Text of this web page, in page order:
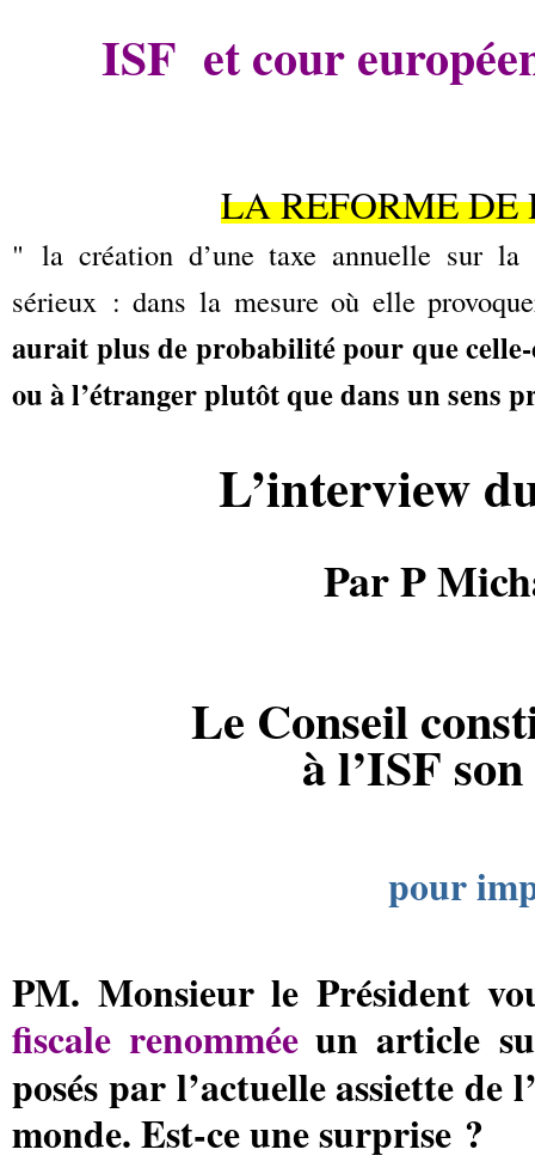
ISF et cour
LA REFORME
" la création d’une taxe annuelle sur la
sérieux : dans la mesure où elle
aurait plus de probabilité pour que
ou à l’étranger plutôt que dans un sens
L’interview
Par P
Le Conseil
à l’ISF
pour
PM. Monsieur le Président
fiscale renommée un article
posés par l’actuelle assiette de
monde. Est-ce une surprise ?